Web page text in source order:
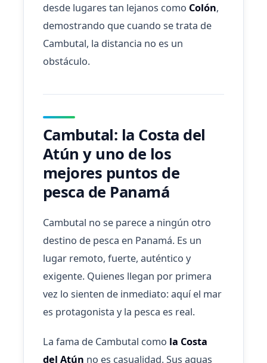
desde lugares tan lejanos como Colón,
demostrando que cuando se trata de
Cambutal, la distancia no es un
obstáculo.
Cambutal: la Costa del
Atún y uno de los
mejores puntos de
pesca de Panamá
Cambutal no se parece a ningún otro
destino de pesca en Panamá. Es un
lugar remoto, fuerte, auténtico y
exigente. Quienes llegan por primera
vez lo sienten de inmediato: aquí el mar
es protagonista y la pesca es real.
La fama de Cambutal como la Costa
del Atún no es casualidad. Sus aguas